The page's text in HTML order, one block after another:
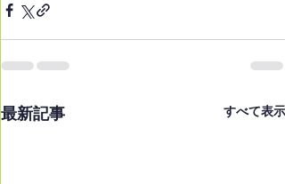
最新記事 すべて表示